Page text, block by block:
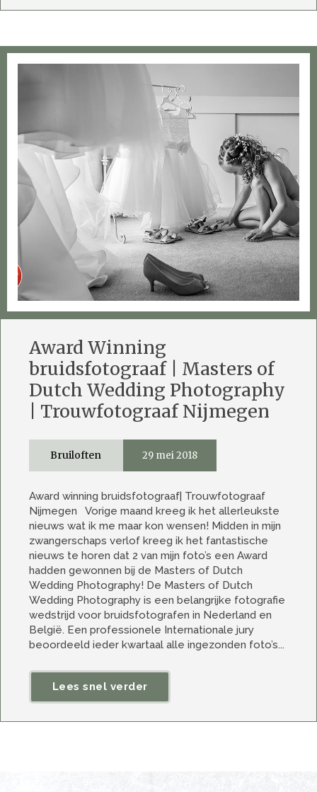
Award Winning
bruidsfotograaf | Masters of
Dutch Wedding Photography
| Trouwfotograaf Nijmegen
29 mei 2018
Bruiloften
Award winning bruidsfotograaf| Trouwfotograaf
Nijmegen Vorige maand kreeg ik het allerleukste
nieuws wat ik me maar kon wensen! Midden in mijn
zwangerschaps verlof kreeg ik het fantastische
nieuws te horen dat 2 van mijn foto’s een Award
hadden gewonnen bij de Masters of Dutch
Wedding Photography! De Masters of Dutch
Wedding Photography is een belangrijke fotografie
wedstrijd voor bruidsfotografen in Nederland en
België. Een professionele Internationale jury
beoordeeld ieder kwartaal alle ingezonden foto’s...
Lees snel verder